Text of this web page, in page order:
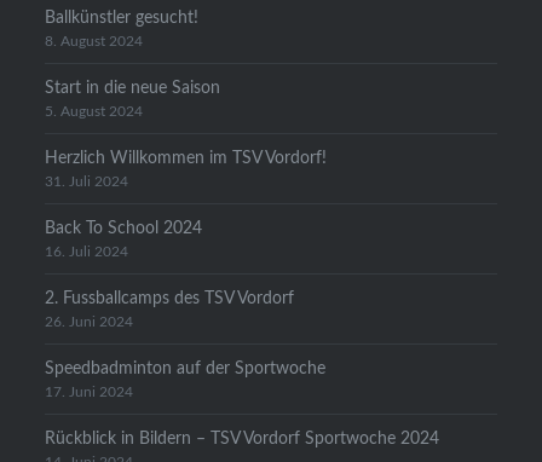
Ballkünstler gesucht!
8. August 2024
Start in die neue Saison
5. August 2024
Herzlich Willkommen im TSV Vordorf!
31. Juli 2024
Back To School 2024
16. Juli 2024
2. Fussballcamps des TSV Vordorf
26. Juni 2024
Speedbadminton auf der Sportwoche
17. Juni 2024
Rückblick in Bildern – TSV Vordorf Sportwoche 2024